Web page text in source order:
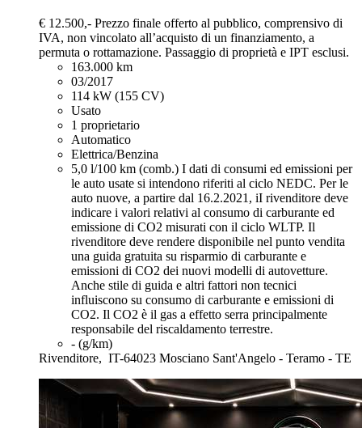
€ 12.500,- Prezzo finale offerto al pubblico, comprensivo di
IVA, non vincolato all’acquisto di un finanziamento, a
permuta o rottamazione. Passaggio di proprietà e IPT esclusi.
163.000 km
03/2017
114 kW (155 CV)
Usato
1 proprietario
Automatico
Elettrica/Benzina
5,0 l/100 km (comb.) I dati di consumi ed emissioni per
le auto usate si intendono riferiti al ciclo NEDC. Per le
auto nuove, a partire dal 16.2.2021, iI rivenditore deve
indicare i valori relativi al consumo di carburante ed
emissione di CO2 misurati con il ciclo WLTP. Il
rivenditore deve rendere disponibile nel punto vendita
una guida gratuita su risparmio di carburante e
emissioni di CO2 dei nuovi modelli di autovetture.
Anche stile di guida e altri fattori non tecnici
influiscono su consumo di carburante e emissioni di
CO2. Il CO2 è il gas a effetto serra principalmente
responsabile del riscaldamento terrestre.
- (g/km)
Rivenditore, IT-64023 Mosciano Sant'Angelo - Teramo - TE